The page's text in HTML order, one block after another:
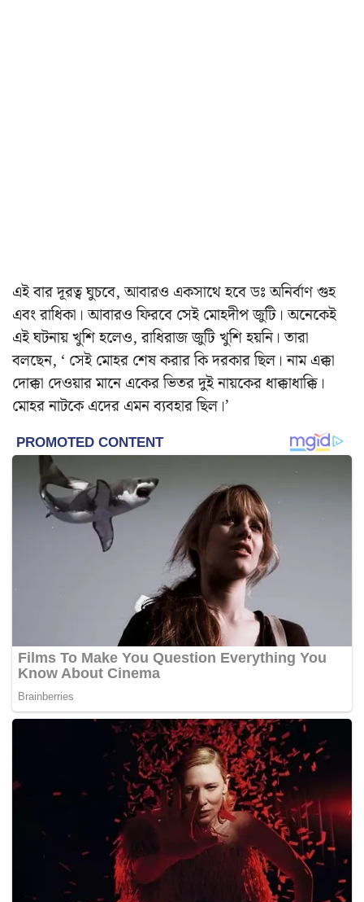
এই বার দূরত্ব ঘুচবে, আবারও একসাথে হবে ডঃ অনির্বাণ গুহ
এবং রাধিকা। আবারও ফিরবে সেই মোহদীপ জুটি। অনেকেই
এই ঘটনায় খুশি হলেও, রাধিরাজ জুটি খুশি হয়নি। তারা
বলছেন, ‘ সেই মোহর শেষ করার কি দরকার ছিল। নাম এক্কা
দোক্কা দেওয়ার মানে একের ভিতর দুই নায়কের ধাক্কাধাক্কি।
মোহর নাটকে এদের এমন ব্যবহার ছিল।’